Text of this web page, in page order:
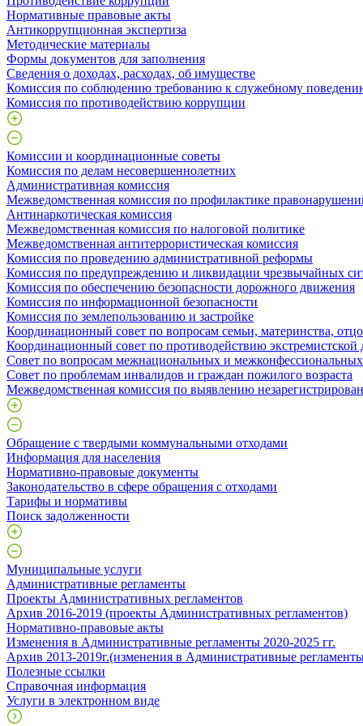
Нормативные правовые акты
Антикоррупционная экспертиза
Методические материалы
Формы документов для заполнения
Сведения о доходах, расходах, об имуществе
Комиссия по соблюдению требованию к служебному
Комиссия по противодействию коррупции
Комиссии и координационные советы
Комиссия по делам несовершеннолетних
Административная комиссия
Межведомственная комиссия по профилактике
Антинаркотическая комиссия
Межведомственная комиссия по налоговой политике
Межведомственная антитеррористическая комиссия
Комиссия по проведению административной реформы
Комиссия по предупреждению и ликвидации чрезвычайных
Комиссия по обеспечению безопасности дорожного движения
Комиссия по информационной безопасности
Комиссия по землепользованию и застройке
Координационный совет по вопросам семьи, материнства,
Координационный совет по противодействию экстремистской
Совет по вопросам межнациональных и
Совет по проблемам инвалидов и граждан пожилого возраста
Межведомственная комиссия по выявлению
Обращение с твердыми коммунальными отходами
Информация для населения
Нормативно-правовые документы
Законодательство в сфере обращения с отходами
Тарифы и нормативы
Поиск задолженности
Муниципальные услуги
Административные регламенты
Проекты Административных регламентов
Архив 2016-2019 (проекты Административных регламентов)
Нормативно-правовые акты
Изменения в Административные регламенты 2020-2025 гг.
Архив 2013-2019г.(изменения в Административные
Полезные ссылки
Справочная информация
Услуги в электронном виде